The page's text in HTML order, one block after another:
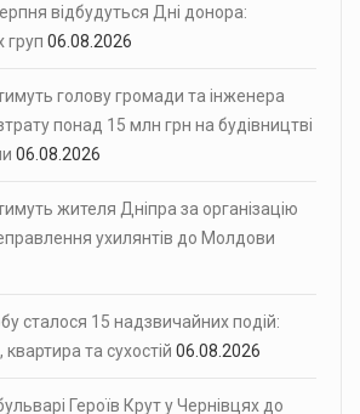
відбудуться Дні донора:
груп 06.08.2026
голову громади та інженера
понад 15 млн грн на будівництві
06.08.2026
жителя Дніпра за організацію
ухилянтів до Молдови
сталося 15 надзвичайних подій:
квартира та сухостій 06.08.2026
Героїв Крут у Чернівцях до